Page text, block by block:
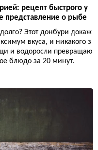
рецепт быстрого у
представление о рыбе
Этот донбури докаж
вкуса, и никакого з
и водоросли превращаю
блюдо за 20 минут.